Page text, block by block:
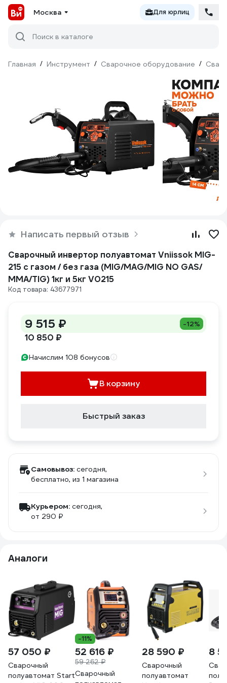
Москва Для юрлиц
Поиск в каталоге
Главная / Инструмент / Сварочное оборудование /
Написать первый отзыв
Сварочный инвертор полуавтомат Vniissok MIG-
215 с газом / без газа (MIG/MAG/MIG NO GAS/
ММА/TIG) 1кг и 5кг V0215
Код товара: 43677971
9 515 ₽ -12%
10 850 ₽
Начислим 108 бонусов
В корзину
Быстрый заказ
Самовывоз: сегодня,
бесплатно, из 1 магазина
Курьером: сегодня,
от 290 ₽
Аналоги
57 050 ₽
Сварочный
полуавтомат Start
-11%
52 616 ₽
59 262 ₽
Сварочный
28 590 ₽
Сварочный
полуавтомат
8